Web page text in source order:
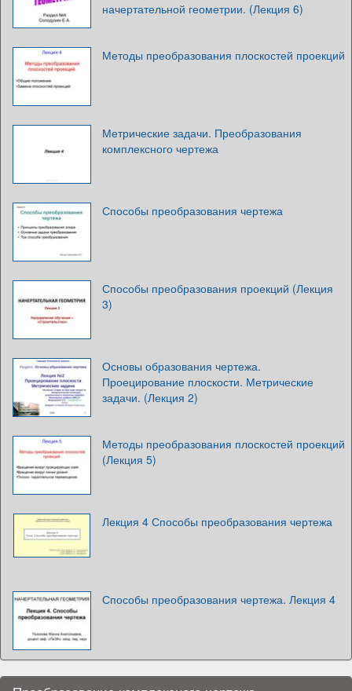
начертательной геометрии. (Лекция 6)
Методы преобразования плоскостей проекций
Метрические задачи. Преобразования
комплексного чертежа
Способы преобразования чертежа
Способы преобразования проекций (Лекция
3)
Основы образования чертежа.
Проецирование плоскости. Метрические
задачи. (Лекция 2)
Методы преобразования плоскостей проекций
(Лекция 5)
Лекция 4 Способы преобразования чертежа
Способы преобразования чертежа. Лекция 4